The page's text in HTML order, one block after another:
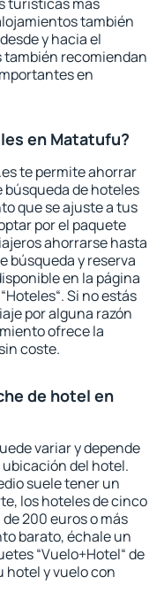
también
y hacia el
también recomiendan
en
en Matatufu?
te permite ahorrar
búsqueda de hoteles
que se ajuste a tus
por el paquete
ahorrarse hasta
búsqueda y reserva
en la página
Si no estás
por alguna razón
ofrece la
coste.
de hotel en
variar y depende
del hotel.
suele tener un
los hoteles de cinco
200 euros o más
barato, échale un
“Vuelo+Hotel“ de
hotel y vuelo con